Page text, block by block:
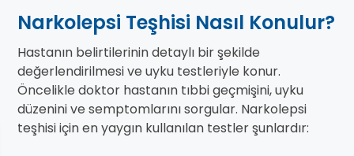
Narkolepsi Teşhisi Nasıl Konulur?
Hastanın belirtilerinin detaylı bir şekilde
değerlendirilmesi ve uyku testleriyle konur.
Öncelikle doktor hastanın tıbbi geçmişini, uyku
düzenini ve semptomlarını sorgular. Narkolepsi
teşhisi için en yaygın kullanılan testler şunlardır: